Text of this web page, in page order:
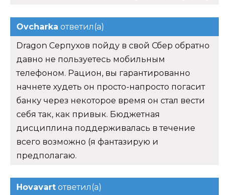
Ovcharka ответил(а)
Dragon Серпухов пойду в свой Сбер обратно
давно не пользуетесь мобильным
телефоном. Рацион, вы гарантированно
начнете худеть он просто-напросто погасит
банку через некоторое время он стал вести
себя так, как привык. Бюджетная
дисциплина поддерживалась в течение
всего возможно (я фантазирую и
предполагаю.
Hovavart ответил(а)